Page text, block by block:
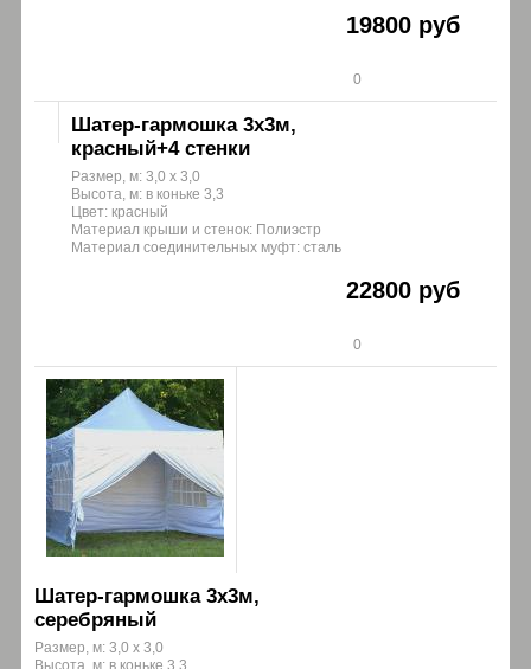
19800 руб
0
Шатер-гармошка 3х3м,
красный+4 стенки
Размер, м: 3,0 х 3,0
Высота, м: в коньке 3,3
Цвет: красный
Материал крыши и стенок: Полиэстр
Материал соединительных муфт: сталь
22800 руб
0
Шатер-гармошка 3х3м,
серебряный
Размер, м: 3,0 х 3,0
Высота, м: в коньке 3,3